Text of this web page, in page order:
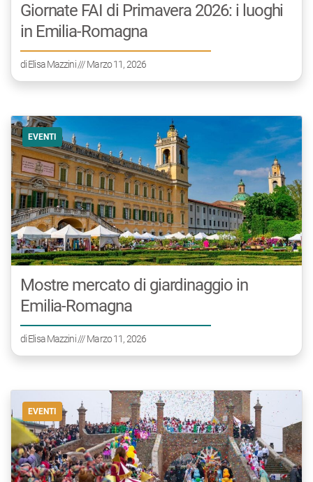
Giornate FAI di Primavera 2026: i luoghi
in Emilia-Romagna
diElisa Mazzini/// Marzo 11, 2026
EVENTI
Mostre mercato di giardinaggio in
Emilia-Romagna
diElisa Mazzini/// Marzo 11, 2026
EVENTI